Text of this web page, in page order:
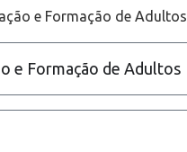
e Formação de Adultos